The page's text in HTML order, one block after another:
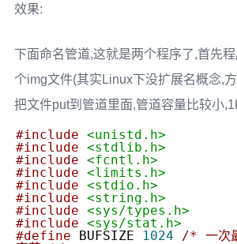
效果:
下面命名管道,这就是两个程序了,首先
个img文件(其实Linux下没扩展名概念,
把文件put到管道里面,管道容量比较小
#include <unistd.h>
#include <stdlib.h>
#include <fcntl.h>
#include <limits.h>
#include <stdio.h>
#include <string.h>
#include <sys/types.h>
#include <sys/stat.h>
#define BUFSIZE 1024
/* 一次